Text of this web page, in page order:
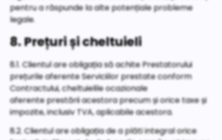
pentru a răspunde la alte potențiale probleme
legale.
8. Prețuri și cheltuieli
8.1. Clientul are obligația să achite Prestatorului
prețurile aferente Serviciilor prestate conform
Contractului, cheltuielile ocazionale
aferente prestării acestora precum și orice taxe și
impozite, inclusiv TVA, aplicabile acestora.
8.2. Clientul are obligația de a plăti integral orice